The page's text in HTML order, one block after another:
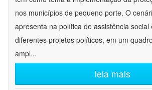
nos municípios de pequeno porte. O
apresenta na política de assistência
diferentes projetos políticos, em um
ampl...
leia mais